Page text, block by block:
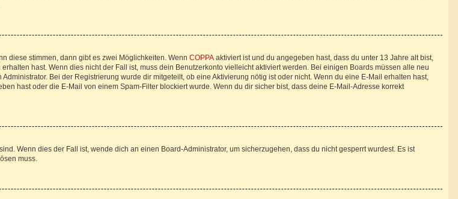
diese stimmen, dann gibt es zwei Möglichkeiten. Wenn COPPA aktiviert ist und du angegeben hast, dass du unter 13 Jahre alt bist,
hast. Wenn dies nicht der Fall ist, muss dein Benutzerkonto vielleicht aktiviert werden. Bei einigen Boards müssen alle neu
Bei der Registrierung wurde dir mitgeteilt, ob eine Aktivierung nötig ist oder nicht. Wenn du eine E-Mail erhalten hast,
hast oder die E-Mail von einem Spam-Filter blockiert wurde. Wenn du dir sicher bist, dass deine E-Mail-Adresse korrekt
Wenn dies der Fall ist, wende dich an einen Board-Administrator, um sicherzugehen, dass du nicht gesperrt wurdest. Es ist
muss.